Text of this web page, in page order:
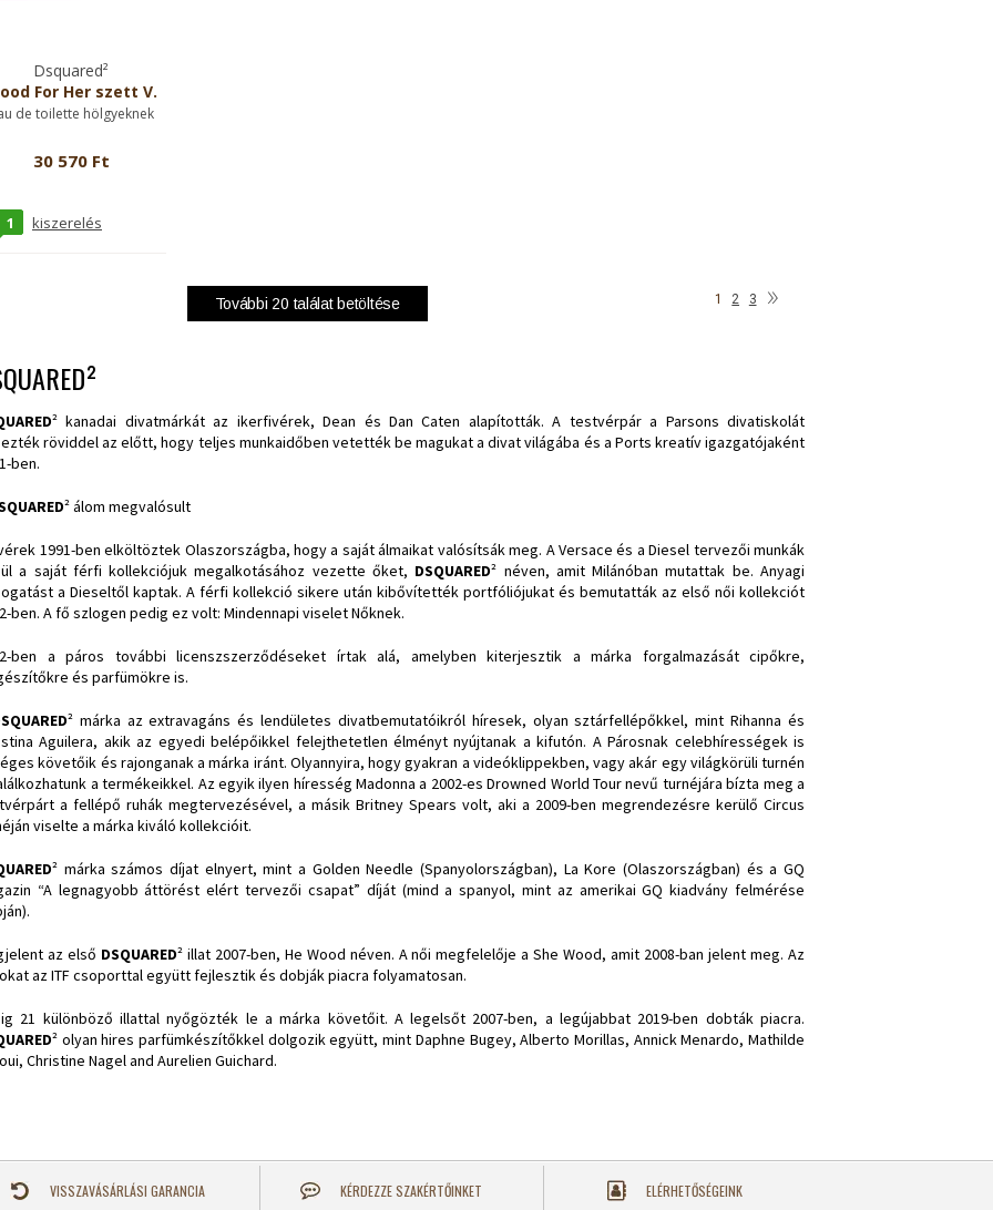
Dsquared²
For Her szett V.
de toilette hölgyeknek
30 570 Ft
1 kiszerelés
További 20 találat betöltése 1 2 3 »
² kanadai divatmárkát az ikerfivérek, Dean és Dan Caten alapították. A testvérpár a Parsons divatiskolát
röviddel az előtt, hogy teljes munkaidőben vetették be magukat a divat világába és a Ports kreatív igazgatójaként
ben.
² álom megvalósult
1991-ben elköltöztek Olaszországba, hogy a saját álmaikat valósítsák meg. A Versace és a Diesel tervezői munkák
a saját férfi kollekciójuk megalkotásához vezette őket, DSQUARED² néven, amit Milánóban mutattak be. Anyagi
a Dieseltől kaptak. A férfi kollekció sikere után kibővítették portfóliójukat és bemutatták az első női kollekciót
ben. A fő szlogen pedig ez volt: Mindennapi viselet Nőknek.
ben a páros további licenszszerződéseket írtak alá, amelyben kiterjesztik a márka forgalmazását cipőkre,
és parfümökre is.
² márka az extravagáns és lendületes divatbemutatóikról híresek, olyan sztárfellépőkkel, mint Rihanna és
Aguilera, akik az egyedi belépőikkel felejthetetlen élményt nyújtanak a kifutón. A Párosnak celebhírességek is
követőik és rajonganak a márka iránt. Olyannyira, hogy gyakran a videóklippekben, vagy akár egy világkörüli turnén
a termékeikkel. Az egyik ilyen híresség Madonna a 2002-es Drowned World Tour nevű turnéjára bízta meg a
a fellépő ruhák megtervezésével, a másik Britney Spears volt, aki a 2009-ben megrendezésre kerülő Circus
viselte a márka kiváló kollekcióit.
² márka számos díjat elnyert, mint a Golden Needle (Spanyolországban), La Kore (Olaszországban) és a GQ
“A legnagyobb áttörést elért tervezői csapat” díját (mind a spanyol, mint az amerikai GQ kiadvány felmérése
az első DSQUARED² illat 2007-ben, He Wood néven. A női megfelelője a She Wood, amit 2008-ban jelent meg. Az
az ITF csoporttal együtt fejlesztik és dobják piacra folyamatosan.
21 különböző illattal nyőgözték le a márka követőit. A legelsőt 2007-ben, a legújabbat 2019-ben dobták piacra.
² olyan hires parfümkészítőkkel dolgozik együtt, mint Daphne Bugey, Alberto Morillas, Annick Menardo, Mathilde
Christine Nagel and Aurelien Guichard.
VISSZAVÁSÁRLÁSI GARANCIA KÉRDEZZE SZAKÉRTŐINKET ELÉRHETŐSÉGEINK